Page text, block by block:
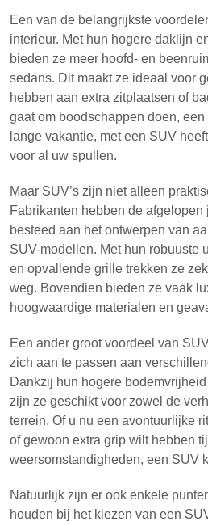
Een van de belangrijkste
interieur. Met hun hogere daklijn
bieden ze meer hoofd- en
sedans. Dit maakt ze ideaal voor
hebben aan extra zitplaatsen of
gaat om boodschappen doen,
lange vakantie, met een SUV
voor al uw spullen.
Maar SUV’s zijn niet alleen
Fabrikanten hebben de
besteed aan het ontwerpen van
SUV-modellen. Met hun robuuste
en opvallende grille trekken ze
weg. Bovendien bieden ze vaak
hoogwaardige materialen en
Een ander groot voordeel van
zich aan te passen aan
Dankzij hun hogere
zijn ze geschikt voor zowel de
terrein. Of u nu een avontuurlijke
of gewoon extra grip wilt hebben
weersomstandigheden, een SUV
Natuurlijk zijn er ook enkele
houden bij het kiezen van een